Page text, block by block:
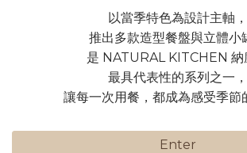
以當季特色為設計主軸，
推出多款造型餐盤與立體小
是 NATURAL KITCHEN 納
最具代表性的系列之一，
讓每一次用餐，都成為感受季節
Enter